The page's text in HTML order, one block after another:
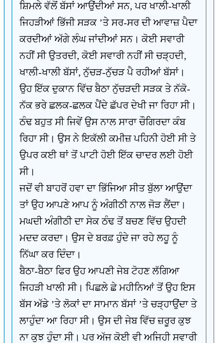
ਸ਼ਿਮਲੇ ਵੱਲੋਂ ਬੱਸਾਂ ਆਉਂਦੀਆਂ ਸਨ, ਪਰ ਖਾਲੀ-ਖਾਲੀ
ਜਿਹੜੀਆਂ ਭਿੱਜੀ ਸੜਕ ’ਤੇ ਸਰ-ਸਰ ਦੀ ਆਵਾਜ਼ ਪੈਦਾ
ਕਰਦੀਆਂ ਅੱਗੇ ਲੰਘ ਜਾਂਦੀਆਂ ਸਨ। ਕੋਈ ਸਵਾਰੀ
ਨਹੀਂ ਸੀ ਉਤਰਦੀ, ਕੋਈ ਸਵਾਰੀ ਨਹੀਂ ਸੀ ਚੜ੍ਹਦੀ,
ਖਾਲੀ-ਖਾਲੀ ਬੱਸਾਂ, ਨੁੱਚੜ-ਨੁੱਚੜ ਪੈ ਰਹੀਆਂ ਬੱਸਾਂ।
ਉਹ ਇੱਕ ਦੁਕਾਨ ਵਿੱਚ ਬੈਠਾ ਨੁੱਚੜਦੀ ਸੜਕ ਤੇ ਨੱਕੋ-
ਨੱਕ ਭਰੇ ਛਲਕ-ਛਲਕ ਪੈਂਦੇ ਛੱਪਰ ਦੇਖੀ ਜਾ ਰਿਹਾ ਸੀ।
ਠੰਢ ਬਹੁਤ ਸੀ ਜਿਵੇਂ ਉਸ ਨਾਲ ਸਾਰਾ ਚੌਗਿਰਦਾ ਕੰਬ
ਰਿਹਾ ਸੀ। ਉਸ ਨੇ ਇਕੱਲੀ ਕਮੀਜ਼ ਪਹਿਨੀ ਹੋਈ ਸੀ ਤੇ
ਉਪਰ ਕਈ ਥਾਂ ਤੋਂ ਪਾਟੀ ਹੋਈ ਇੱਕ ਚਾਦਰ ਲਈ ਹੋਈ
ਸੀ।
ਜਦੋਂ ਵੀ ਬਾਹਰੋਂ ਹਵਾ ਦਾ ਭਿੱਜਿਆ ਸੀਤ ਬੁੱਲਾ ਆਉਂਦਾ
ਤਾਂ ਉਹ ਆਪਣੇ ਆਪ ਨੂੰ ਅੰਗੀਠੀ ਨਾਲ ਜੋੜ ਲੈਂਦਾ।
ਮਘਦੀ ਅੰਗੀਠੀ ਦਾ ਸੇਕ ਠੰਢ ਤੋਂ ਬਚਣ ਵਿੱਚ ਉਹਦੀ
ਮਦਦ ਕਰਦਾ। ਉਸ ਦੇ ਬਰਫ਼ ਹੁੰਦੇ ਜਾ ਰਹੇ ਲਹੂ ਨੂੰ
ਨਿੱਘਾ ਕਰ ਦਿੰਦਾ।
ਬੈਠਾ-ਬੈਠਾ ਫਿਰ ਉਹ ਆਪਣੀ ਜੇਬ ਟੋਹਣ ਲੱਗਿਆ
ਜਿਹੜੀ ਖਾਲੀ ਸੀ। ਪਿਛਲੇ ਛੇ ਮਹੀਨਿਆਂ ਤੋਂ ਉਹ ਇਸ
ਬੱਸ ਅੱਡੇ ’ਤੇ ਲੋਕਾਂ ਦਾ ਸਾਮਾਨ ਬੱਸਾਂ ’ਤੇ ਚੜ੍ਹਾਉਂਦਾ ਤੇ
ਲਾਹੁੰਦਾ ਆ ਰਿਹਾ ਸੀ। ਉਸ ਦੀ ਜੇਬ ਵਿੱਚ ਜ਼ਰੂਰ ਕੁਝ
ਨਾ ਕੁਝ ਹੁੰਦਾ ਸੀ। ਪਰ ਅੱਜ ਕੋਈ ਵੀ ਅਜਿਹੀ ਸਵਾਰੀ